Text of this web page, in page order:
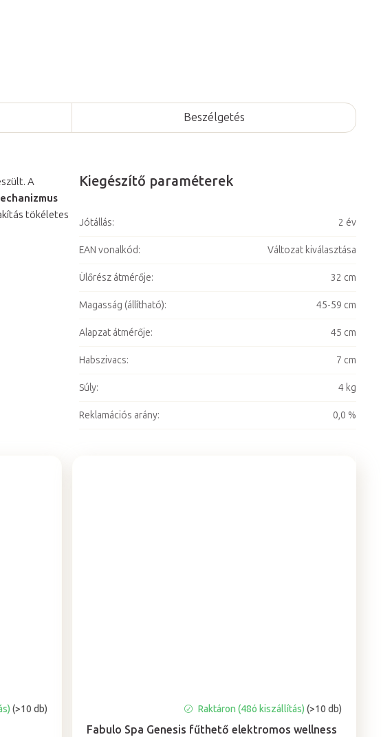
(>10 db)
Fabulo Spa Genesis fűthető elektromos wellness
Raktáron (48ó kiszállítás) (>10 db)
Beszélgetés
A
tökéletes
Kiegészítő paraméterek
Jótállás: 2 év
EAN vonalkód: Változat kiválasztása
Ülőrész átmérője: 32 cm
Magasság (állítható): 45-59 cm
Alapzat átmérője: 45 cm
Habszivacs: 7 cm
Súly: 4 kg
Reklamációs arány: 0,0 %